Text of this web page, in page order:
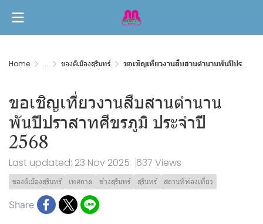
Home ... ของดีเมืองสุรินทร์ ขอเชิญเที่ยวงานสืบสานตำนานพันปีปราสาทศีขรภูมิ ประจำปี 2568
ขอเชิญเที่ยวงานสืบสานตำนาน
พันปีปราสาทศีขรภูมิ ประจำปี
2568
Last updated: 23 Nov 2025 637 Views
ของดีเมืองสุรินทร์ เทศกาล ช้างสุรินทร์ สุรินทร์ สถานที่ท่องเที่ยว
Share